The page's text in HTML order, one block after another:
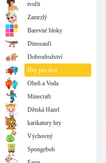
tvořit
Zamrzlý
Barevné bloky
Dinosauři
Dobrodružství
Hry pro dva
Oheň a Voda
Minecraft
Dětská Hazel
karikatury hry
Výchovný
Spongebob